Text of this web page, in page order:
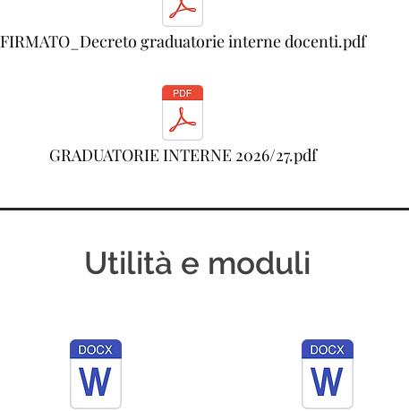
FIRMATO_Decreto graduatorie interne docenti.pdf
GRADUATORIE INTERNE 2026/27.pdf
Utilità e moduli